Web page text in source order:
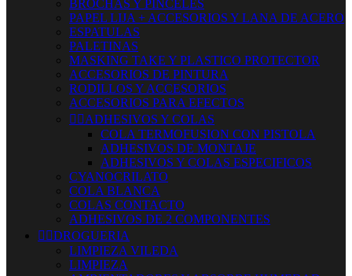
BROCHAS Y PINCELES
PAPEL LIJA + ACCESORIOS Y LANA DE ACERO
ESPATULAS
PALETINAS
MASKING TAKE Y PLASTICO PROTECTOR
ACCESORIOS DE PINTURA
RODILLOS Y ACCESORIOS
ACCESORIOS PARA EFECTOS
 ADHESIVOS Y COLAS
COLA TERMOFUSION CON PISTOLA
ADHESIVOS DE MONTAJE
ADHESIVOS Y COLAS ESPECIFICOS
CYANOCRILATO
COLA BLANCA
COLAS CONTACTO
ADHESIVOS DE 2 COMPONENTES
 DROGUERIA
LIMPIEZA VILEDA
LIMPIEZA